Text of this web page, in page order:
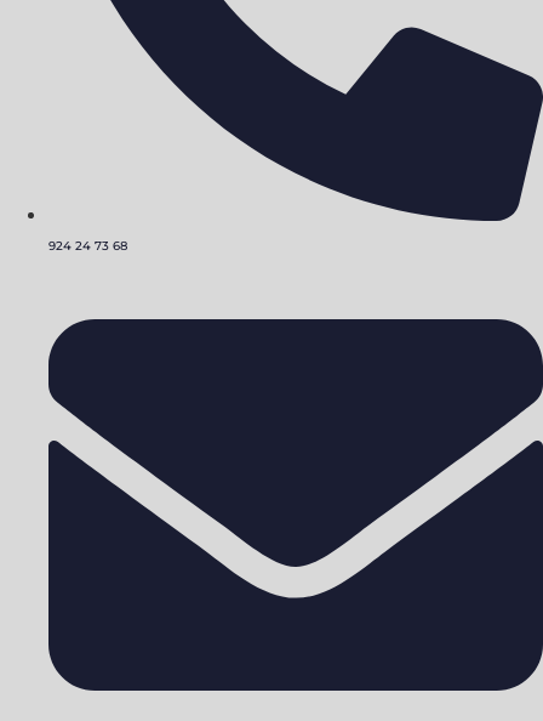
924 24 73 68